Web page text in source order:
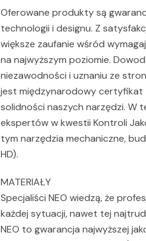
Oferowane produkty są
technologii i designu. Z
większe zaufanie wśród
na najwyższym poziomie.
niezawodności i uznaniu ze
jest międzynarodowy certyfikat
solidności naszych narzędzi. W
ekspertów w kwestii Kontroli
tym narzędzia mechaniczne,
HD).
MATERIAŁY
Specjaliści NEO wiedzą, że
każdej sytuacji, nawet tej
NEO to gwarancja najwyższej